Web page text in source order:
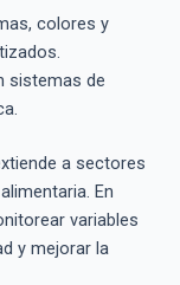
colores y
sistemas de
a sectores
En
variables
y mejorar la